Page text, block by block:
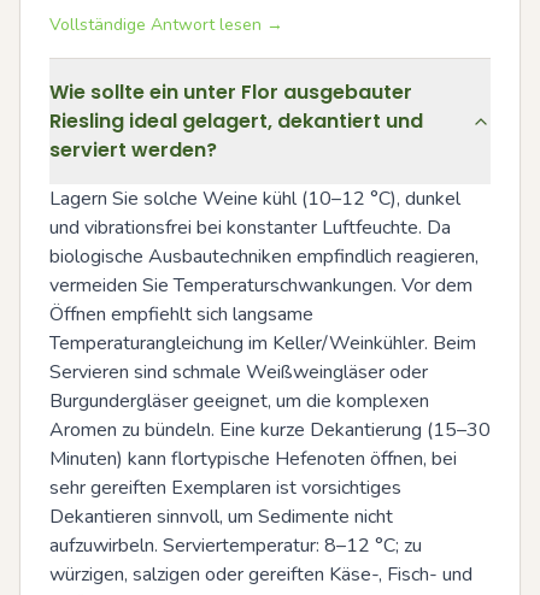
Vollständige Antwort lesen →
Wie sollte ein unter Flor ausgebauter
Riesling ideal gelagert, dekantiert und
serviert werden?
Lagern Sie solche Weine kühl (10–12 °C), dunkel
und vibrationsfrei bei konstanter Luftfeuchte. Da
biologische Ausbautechniken empfindlich reagieren,
vermeiden Sie Temperaturschwankungen. Vor dem
Öffnen empfiehlt sich langsame
Temperaturangleichung im Keller/Weinkühler. Beim
Servieren sind schmale Weißweingläser oder
Burgundergläser geeignet, um die komplexen
Aromen zu bündeln. Eine kurze Dekantierung (15–30
Minuten) kann flortypische Hefenoten öffnen, bei
sehr gereiften Exemplaren ist vorsichtiges
Dekantieren sinnvoll, um Sedimente nicht
aufzuwirbeln. Serviertemperatur: 8–12 °C; zu
würzigen, salzigen oder gereiften Käse-, Fisch- und